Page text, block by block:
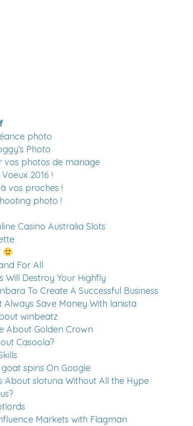
photo
Photo
photos de mariage
2016 !
vos proches !
photo !
Casino Australia Slots
For All
Will Destroy Your Highfly
To Create A Successful Business
Save Money With lanista
winbeatz
About Golden Crown
Casoola?
spins On Google
About slotuna Without All the Hype
Markets with Flagman